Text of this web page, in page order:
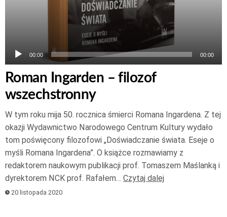
00:00 00:00
Roman Ingarden – filozof
wszechstronny
W tym roku mija 50. rocznica śmierci Romana Ingardena. Z tej
okazji Wydawnictwo Narodowego Centrum Kultury wydało
tom poświęcony filozofowi „Doświadczanie świata. Eseje o
myśli Romana Ingardena”. O książce rozmawiamy z
redaktorem naukowym publikacji prof. Tomaszem Maślanką i
dyrektorem NCK prof. Rafałem… Czytaj dalej
20 listopada 2020